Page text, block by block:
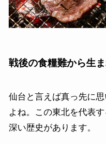
戦後の食糧難から生
仙台と言えば真っ先に
よね。この東北を代表
深い歴史があります。